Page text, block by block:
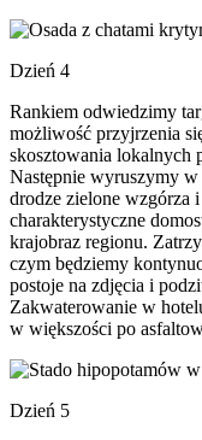
Dzień 4
Rankiem odwiedzimy
możliwość przyjrzenia
skosztowania lokalnych
Następnie wyruszymy
drodze zielone wzgórza
charakterystyczne
krajobraz regionu.
czym będziemy
postoje na zdjęcia i
Zakwaterowanie w
w większości po
Dzień 5